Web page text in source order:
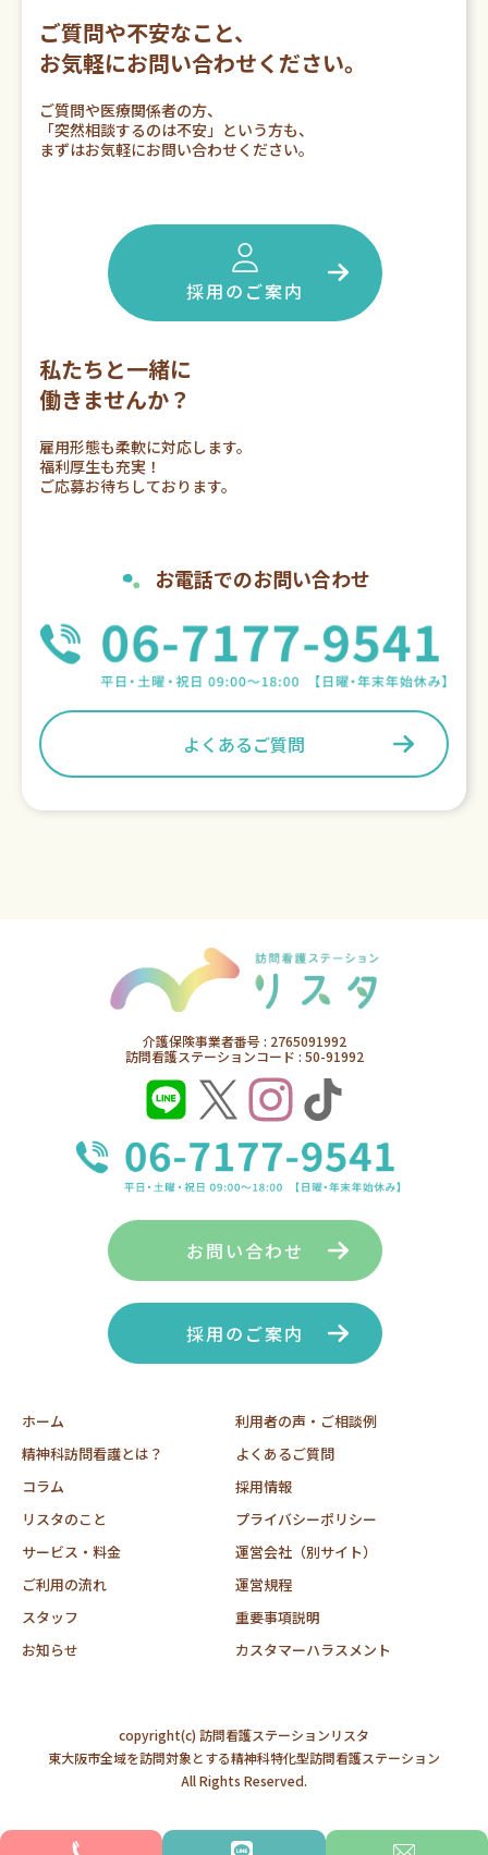
ご質問や不安なこと、
お気軽にお問い合わせください。
ご質問や医療関係者の方、
「突然相談するのは不安」という方も、
まずはお気軽にお問い合わせください。
採用のご案内
私たちと一緒に
働きませんか？
雇用形態も柔軟に対応します。
福利厚生も充実！
ご応募お待ちしております。
お電話でのお問い合わせ
よくあるご質問
介護保険事業者番号 : 2765091992
訪問看護ステーションコード : 50-91992
ホーム
精神科訪問看護とは？
コラム
リスタのこと
サービス・料金
ご利用の流れ
スタッフ
お知らせ
利用者の声・ご相談例
よくあるご質問
採用情報
プライバシーポリシー
運営会社（別サイト）
運営規程
重要事項説明
カスタマーハラスメント
お問い合わせ
採用のご案内
copyright(c) 訪問看護ステーションリスタ
東大阪市全域を訪問対象とする精神科特化型訪問看護ステーション
All Rights Reserved.